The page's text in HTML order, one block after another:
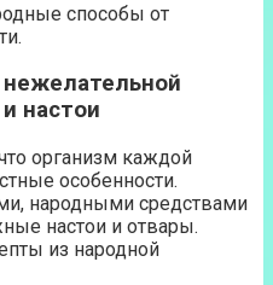
способы от
настои
организм каждой
особенности.
народными средствами
настои и отвары.
из народной